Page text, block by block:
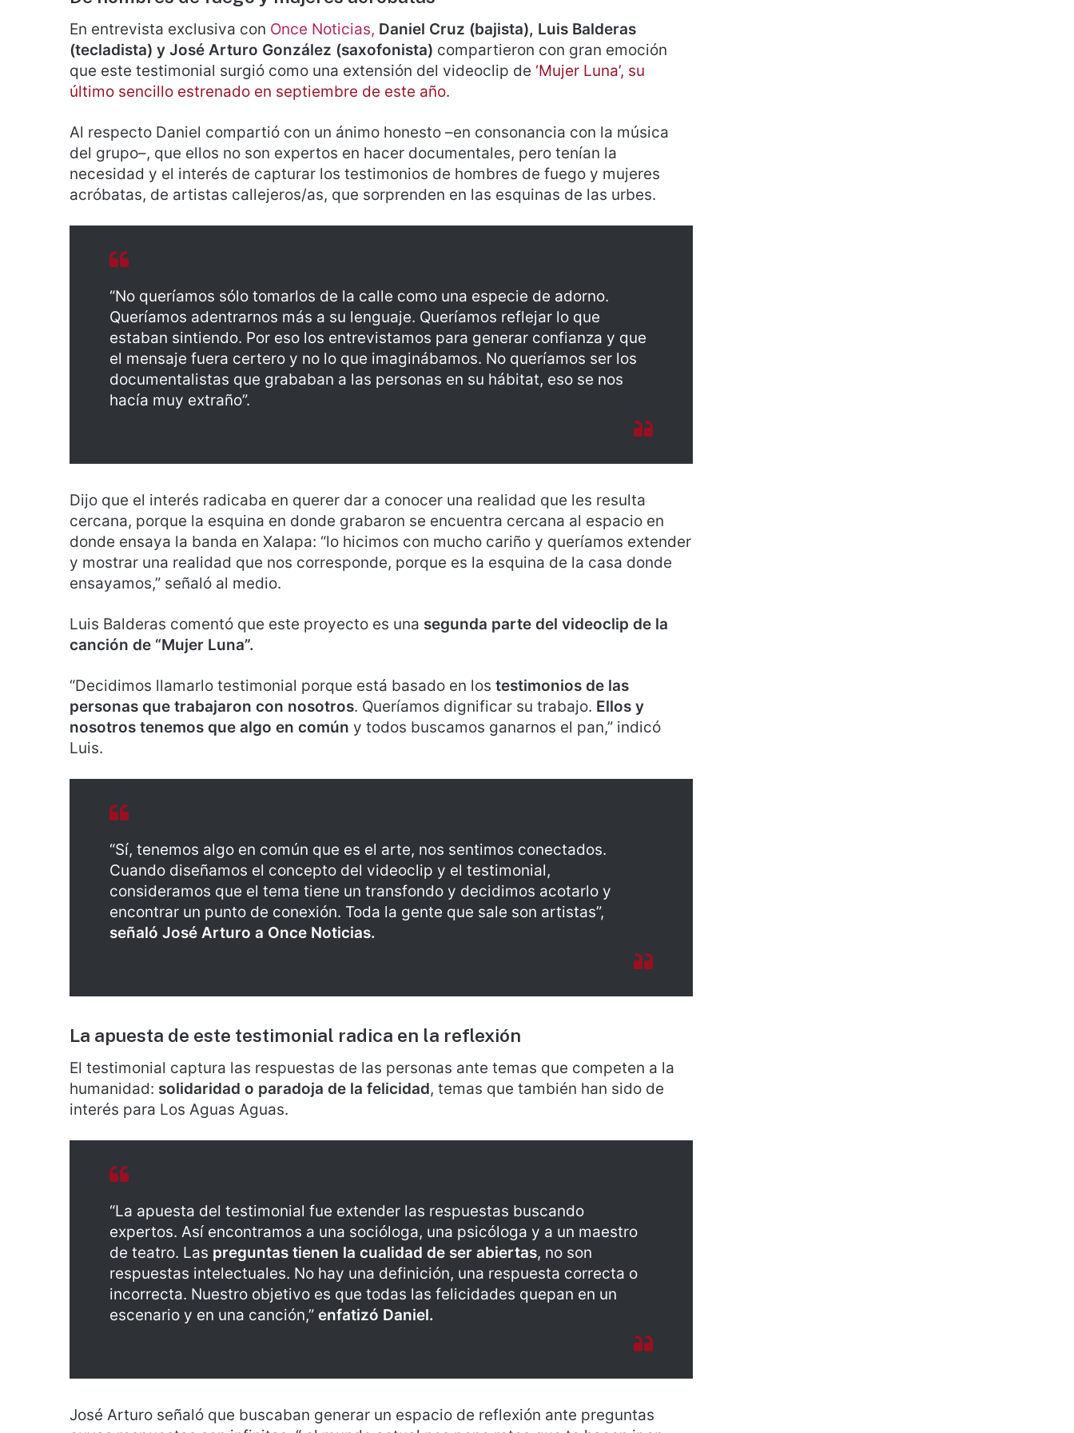
En entrevista exclusiva con Once Noticias, Daniel Cruz (bajista), Luis Balderas
(tecladista) y José Arturo González (saxofonista) compartieron con gran emoción
que este testimonial surgió como una extensión del videoclip de ‘Mujer Luna’, su
último sencillo estrenado en septiembre de este año.
Al respecto Daniel compartió con un ánimo honesto –en consonancia con la música
del grupo–, que ellos no son expertos en hacer documentales, pero tenían la
necesidad y el interés de capturar los testimonios de hombres de fuego y mujeres
acróbatas, de artistas callejeros/as, que sorprenden en las esquinas de las urbes.
“No queríamos sólo tomarlos de la calle como una especie de adorno.
Queríamos adentrarnos más a su lenguaje. Queríamos reflejar lo que
estaban sintiendo. Por eso los entrevistamos para generar confianza y que
el mensaje fuera certero y no lo que imaginábamos. No queríamos ser los
documentalistas que grababan a las personas en su hábitat, eso se nos
hacía muy extraño”.
Dijo que el interés radicaba en querer dar a conocer una realidad que les resulta
cercana, porque la esquina en donde grabaron se encuentra cercana al espacio en
donde ensaya la banda en Xalapa: “lo hicimos con mucho cariño y queríamos extender
y mostrar una realidad que nos corresponde, porque es la esquina de la casa donde
ensayamos,” señaló al medio.
Luis Balderas comentó que este proyecto es una segunda parte del videoclip de la
canción de “Mujer Luna”.
“Decidimos llamarlo testimonial porque está basado en los testimonios de las
personas que trabajaron con nosotros. Queríamos dignificar su trabajo. Ellos y
nosotros tenemos que algo en común y todos buscamos ganarnos el pan,” indicó
Luis.
“Sí, tenemos algo en común que es el arte, nos sentimos conectados.
Cuando diseñamos el concepto del videoclip y el testimonial,
consideramos que el tema tiene un transfondo y decidimos acotarlo y
encontrar un punto de conexión. Toda la gente que sale son artistas”,
señaló José Arturo a Once Noticias.
La apuesta de este testimonial radica en la reflexión
El testimonial captura las respuestas de las personas ante temas que competen a la
humanidad: solidaridad o paradoja de la felicidad, temas que también han sido de
interés para Los Aguas Aguas.
“La apuesta del testimonial fue extender las respuestas buscando
expertos. Así encontramos a una socióloga, una psicóloga y a un maestro
de teatro. Las preguntas tienen la cualidad de ser abiertas, no son
respuestas intelectuales. No hay una definición, una respuesta correcta o
incorrecta. Nuestro objetivo es que todas las felicidades quepan en un
escenario y en una canción,” enfatizó Daniel.
José Arturo señaló que buscaban generar un espacio de reflexión ante preguntas